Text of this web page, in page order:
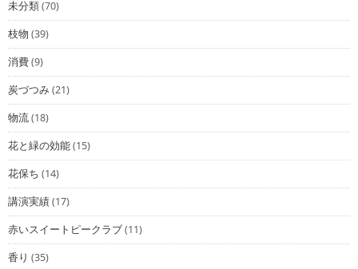
未分類(70)
枝物 (39)
消費(9)
炭づつみ(21)
物流(18)
花と緑の効能(15)
花保ち (14)
講演実績(17)
赤いスイートピークラブ(11)
香り (35)